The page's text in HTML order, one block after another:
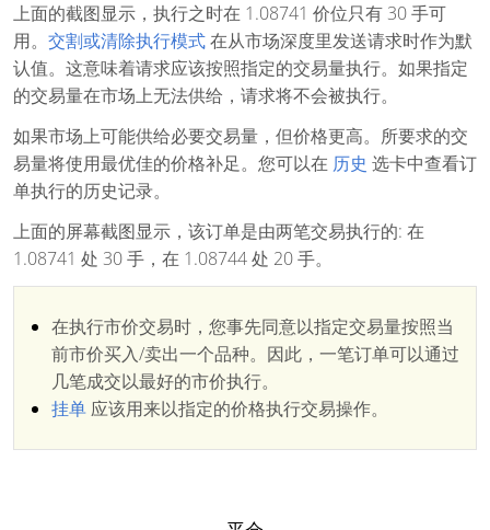
上面的截图显示，执行之时在 1.08741 价位只有 30 手可
用。 交割或清除执行模式在从市场深度里发送请求时作为默
认值。这意味着请求应该按照指定的交易量执行。如果指定
的交易量在市场上无法供给，请求将不会被执行。
如果市场上可能供给必要交易量，但价格更高。所要求的交
易量将使用最优佳的价格补足。您可以在 历史 选卡中查看订
单执行的历史记录。
上面的屏幕截图显示，该订单是由两笔交易执行的: 在
1.08741 处 30 手，在 1.08744 处 20 手。
在执行市价交易时，您事先同意以指定交易量按照当
前市价买入/卖出一个品种。因此，一笔订单可以通过
几笔成交以最好的市价执行。
挂单 应该用来以指定的价格执行交易操作。